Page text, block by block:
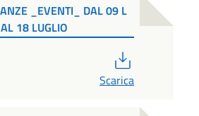
_EVENTI_ DAL 09 L
18 LUGLIO
Scarica